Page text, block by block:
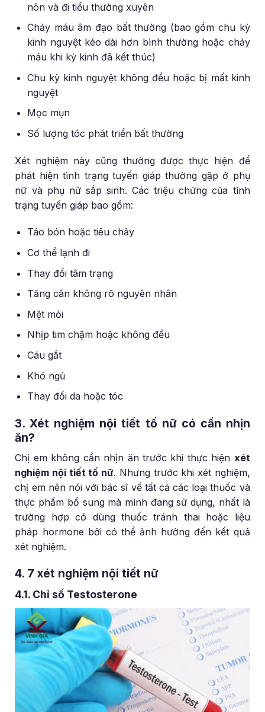
nôn và đi tiểu thường xuyên
Chảy máu âm đạo bất thường (bao gồm chu kỳ
kinh nguyệt kéo dài hơn bình thường hoặc chảy
máu khi kỳ kinh đã kết thúc)
Chu kỳ kinh nguyệt không đều hoặc bị mất kinh
nguyệt
Mọc mụn
Số lượng tóc phát triển bất thường
Xét nghiệm này cũng thường được thực hiện để
phát hiện tình trạng tuyến giáp thường gặp ở phụ
nữ và phụ nữ sắp sinh. Các triệu chứng của tình
trạng tuyến giáp bao gồm:
Táo bón hoặc tiêu chảy
Cơ thể lạnh đi
Thay đổi tâm trạng
Tăng cân không rõ nguyên nhân
Mệt mỏi
Nhịp tim chậm hoặc không đều
Cáu gắt
Khó ngủ
Thay đổi da hoặc tóc
3. Xét nghiệm nội tiết tố nữ có cần nhịn
ăn?
Chị em không cần nhịn ăn trước khi thực hiện xét
nghiệm nội tiết tố nữ. Nhưng trước khi xét nghiệm,
chị em nên nói với bác sĩ về tất cả các loại thuốc và
thực phẩm bổ sung mà mình đang sử dụng, nhất là
trường hợp có dùng thuốc tránh thai hoặc liệu
pháp hormone bởi có thể ảnh hưởng đến kết quả
xét nghiệm.
4. 7 xét nghiệm nội tiết nữ
4.1. Chỉ số Testosterone